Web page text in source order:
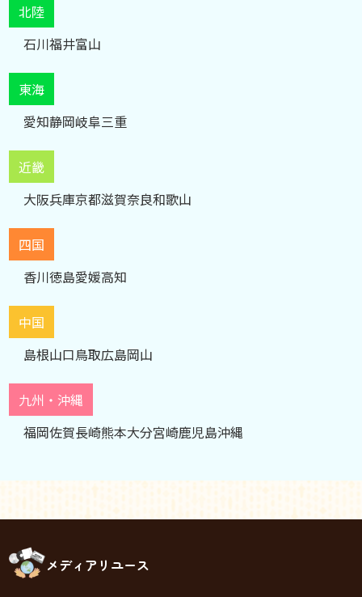
北陸
石川福井富山
東海
愛知静岡岐阜三重
近畿
大阪兵庫京都滋賀奈良和歌山
四国
香川徳島愛媛高知
中国
島根山口鳥取広島岡山
九州・沖縄
福岡佐賀長崎熊本大分宮崎鹿児島沖縄
メディアリユース